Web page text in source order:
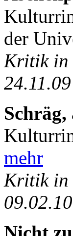
der
Kritik in
24.11.09
Schräg,
mehr
Kritik in
09.02.10